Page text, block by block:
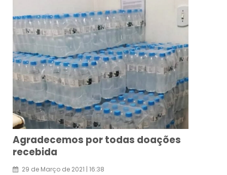
Agradecemos por todas doações
recebida
29 de Março de 2021 | 16:38